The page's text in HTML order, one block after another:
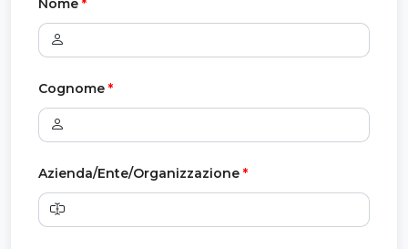
Nome *
Cognome *
Azienda/Ente/Organizzazione *